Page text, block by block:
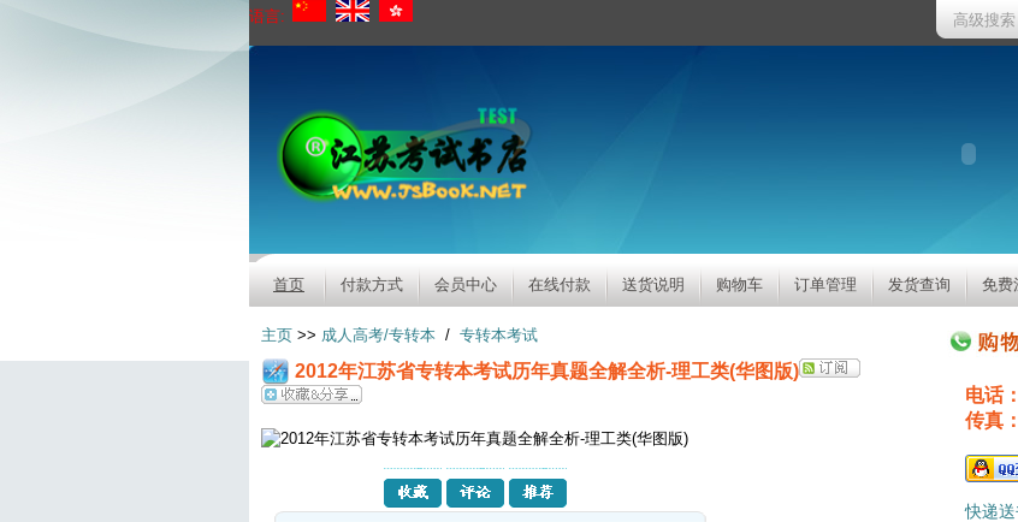
高级搜索
语言:
首页 付款方式 会员中心 在线付款 送货说明 购物车 订单管理 发货查询 免费
主页 >> 成人高考/专转本 / 专转本考试
2012年江苏省专转本考试历年真题全解全析-理工类(华图版)
电话
传真
快递